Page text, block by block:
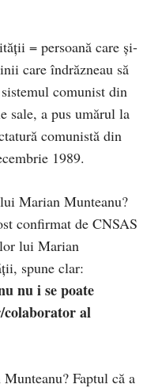
= persoană care și-
care îndrăzneau să
comunist din
sale, a pus umărul la
comunistă din
1989.
Marian Munteanu?
confirmat de CNSAS
lui Marian
spune clar:
nu i se poate
al
Faptul că a